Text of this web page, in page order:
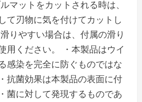
マットをカットされる時は、
て刃物に気を付けてカットし
りやすい場合は、付属の滑り
用ください。 ・本製品はウイ
感染を完全に防ぐものではな
抗菌効果は本製品の表面に付
菌に対して発現するものであ